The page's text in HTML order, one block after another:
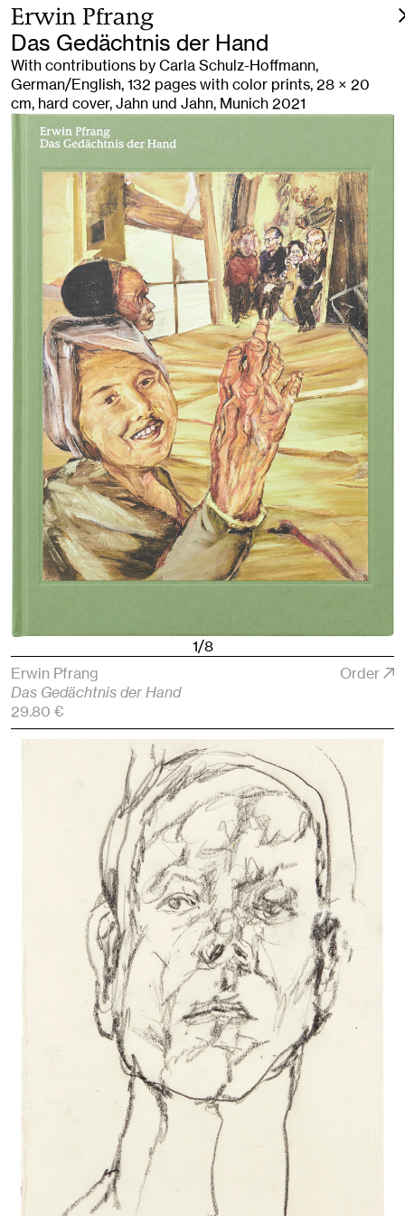
Erwin Pfrang
Das Gedächtnis der Hand
With contributions by Carla Schulz-Hoffmann,
German/English, 132 pages with color prints, 28 × 20
cm, hard cover, Jahn und Jahn, Munich 2021
1/8
Erwin Pfrang
Das Gedächtnis der Hand
29.80 €
Order